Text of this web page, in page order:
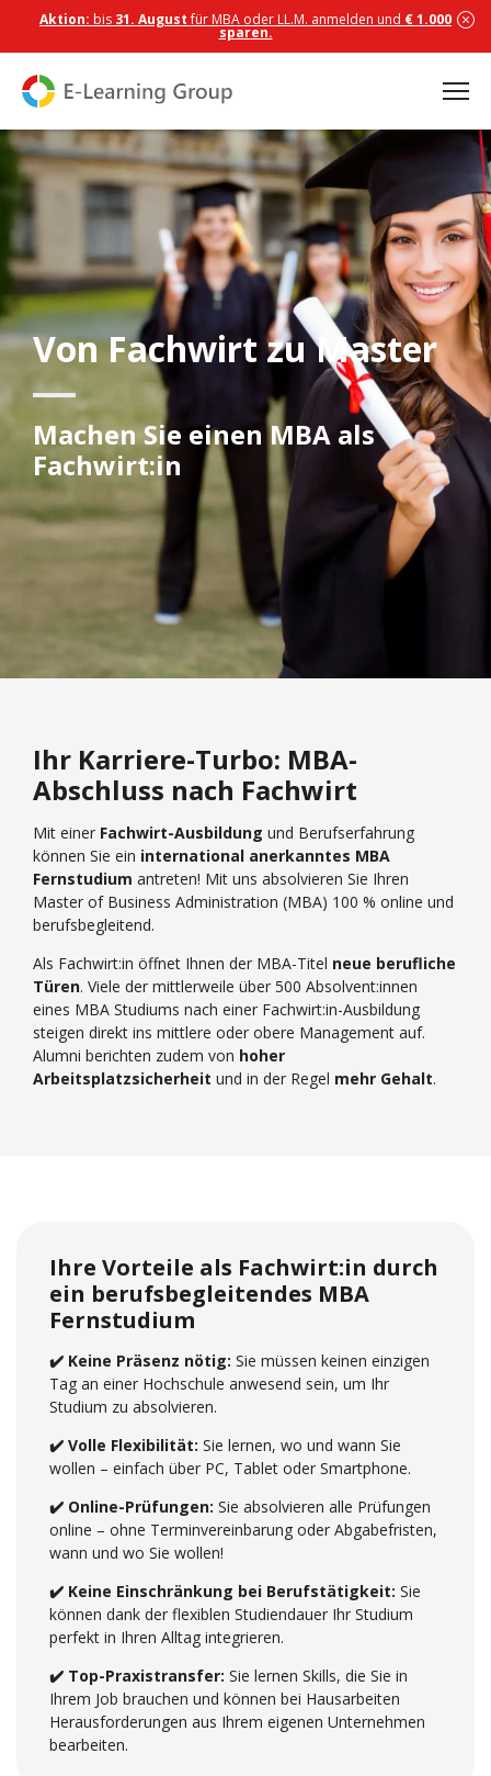
Aktion: bis 31. Augustfür MBA oder LL.M. anmelden und € 1.000
sparen.
Von Fachwirt zu Master
Machen Sie einen MBA als
Fachwirt:in
Ihr Karriere-Turbo: MBA-
Abschluss nach Fachwirt
Mit einer Fachwirt-Ausbildung und Berufserfahrung
können Sie ein international anerkanntes MBA
Fernstudium antreten! Mit uns absolvieren Sie Ihren
Master of Business Administration (MBA) 100 % online und
berufsbegleitend.
Als Fachwirt:in öffnet Ihnen der MBA-Titel neue berufliche
Türen. Viele der mittlerweile über 500 Absolvent:innen
eines MBA Studiums nach einer Fachwirt:in-Ausbildung
steigen direkt ins mittlere oder obere Management auf.
Alumni berichten zudem von hoher
Arbeitsplatzsicherheit und in der Regel mehr Gehalt.
Ihre Vorteile als Fachwirt:in durch
ein berufsbegleitendes MBA
Fernstudium
✔️ Keine Präsenz nötig: Sie müssen keinen einzigen
Tag an einer Hochschule anwesend sein, um Ihr
Studium zu absolvieren.
✔️ Volle Flexibilität: Sie lernen, wo und wann Sie
wollen – einfach über PC, Tablet oder Smartphone.
✔️ Online-Prüfungen: Sie absolvieren alle Prüfungen
online – ohne Terminvereinbarung oder Abgabefristen,
wann und wo Sie wollen!
✔️ Keine Einschränkung bei Berufstätigkeit: Sie
können dank der flexiblen Studiendauer Ihr Studium
perfekt in Ihren Alltag integrieren.
✔️ Top-Praxistransfer: Sie lernen Skills, die Sie in
Ihrem Job brauchen und können bei Hausarbeiten
Herausforderungen aus Ihrem eigenen Unternehmen
bearbeiten.